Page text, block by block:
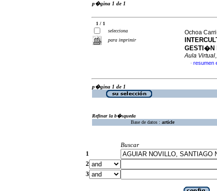
p�gina 1 de 1
1 / 1
selecciona
para imprimir
Ochoa
GESTI�N
Aula Virtual
· resumen
p�gina 1 de 1
Refinar la b�squeda
Base de datos : article
Buscar
1
2
3